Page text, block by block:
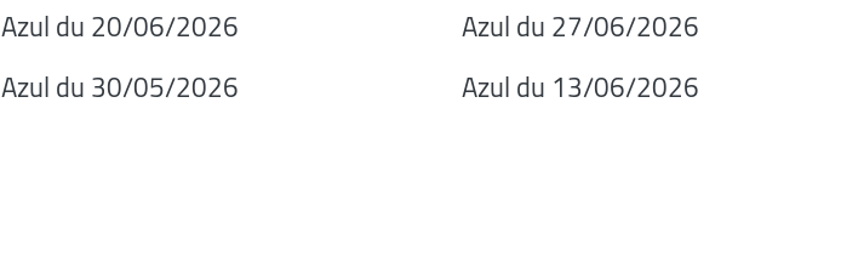
Azul du 27/06/2026
Azul du 20/06/2026
Azul du 13/06/2026
Azul du 30/05/2026